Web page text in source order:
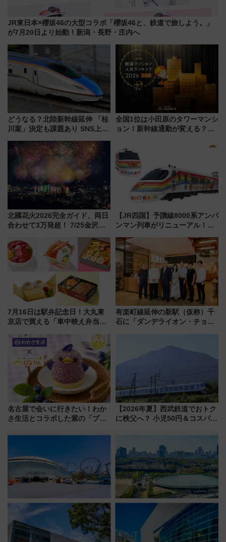
JR東日本×櫻坂46の大型コラボ「櫻坂46と、鉄道で旅しよう。」
が7月20日より始動！新潟・長野・庄内へ
どうなる？北陸新幹線延伸 「桂
川案」決定も課題あり SNS上の
全国1位は小田原のタワーマンシ
ョン！新幹線通勤が変える？
【新築マンション人気ランキン
グ】
北國花火2026完全ガイド、両日
合わせて3万発超！ 7/25金沢大
会の日程・アクセス・観覧席ま
とめ（石川県）
【JR四国】予讃線8000系アンパ
ンマン列車がリニューアル！内
今年12月
7月16日は駅弁記念日！大丸東
京店で買える「車中映え弁当」
有楽町線延伸の新駅（仮称）千
石に「ダンデライオン・チョコ
名古屋で会いに行きたい！わか
さ生活とコラボした紫の「ブル
売
【2026年夏】西武鉄道でおトク
に秩父へ？ 小児50円＆コスパ最
族旅行！ 深夜の正丸トンネル探
検や特急ラビューも